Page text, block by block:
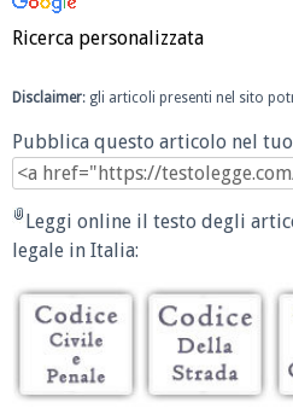
Ricerca personalizzata
Disclaimer: gli articoli presenti nel sito
Pubblica questo articolo nel
Leggi online il testo degli
legale in Italia: